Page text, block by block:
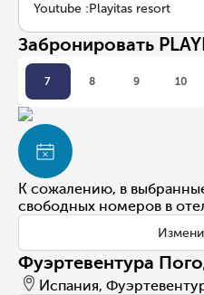
Youtube :Playitas resort
Забронировать
7 8 9 10
К сожалению, в
свободных номеров в
Фуэртевентура
Испания,